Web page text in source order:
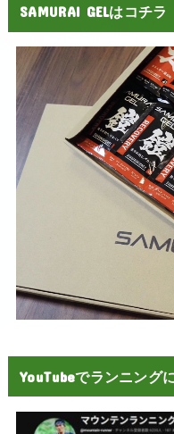
SAMURAI GELはコチラ
YouTubeでランニング